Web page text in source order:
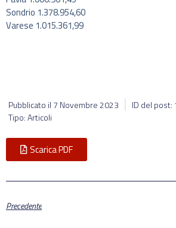
Sondrio 1.378.954,60
Varese 1.015.361,99
Pubblicato il 7 Novembre 2023
ID del
Tipo: Articoli
Scarica PDF
Precedente